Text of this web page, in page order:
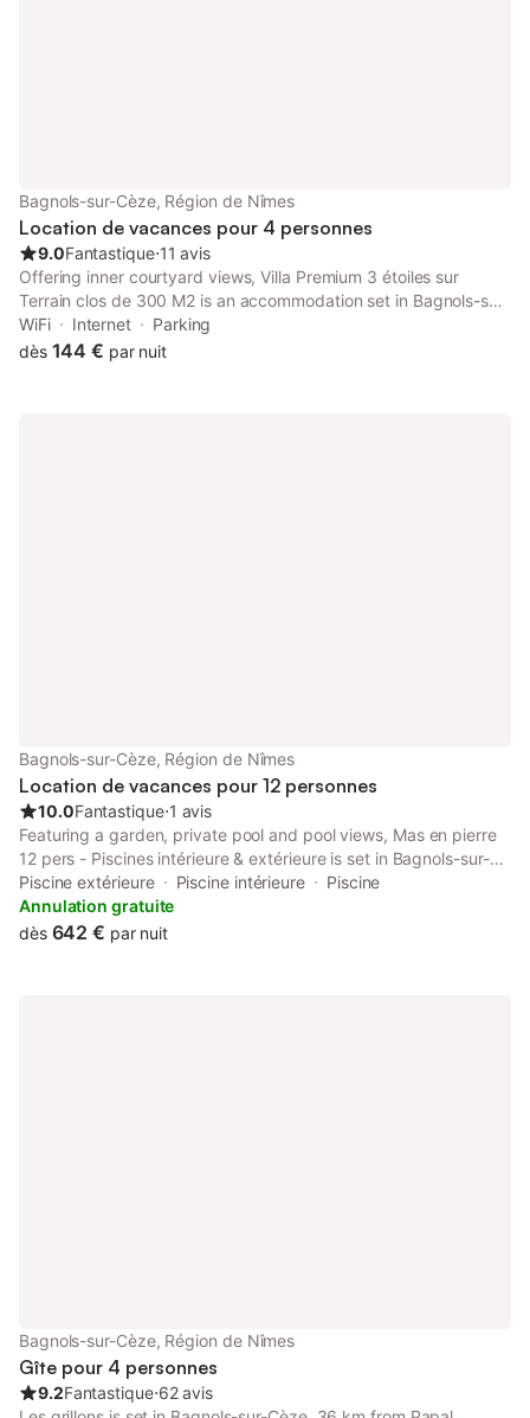
Bagnols-sur-Cèze, Région de Nîmes
Location de vacances pour 4 personnes
9.0Fantastique⋅11 avis
Offering inner courtyard views, Villa Premium 3 étoiles sur
Terrain clos de 300 M2 is an accommodation set in Bagnols-sur-
Cèze, 34 km from Avignon Central Station and 34 km from
Papal Palace.
WiFi Internet
Parking
dès 144 € par nuit
Bagnols-sur-Cèze, Région de Nîmes
Location de vacances pour 12 personnes
10.0Fantastique⋅1 avis
Featuring a garden, private pool and pool views, Mas en pierre
12 pers - Piscines intérieure & extérieure is set in Bagnols-sur-
Cèze. This property offers access to a balcony, free private
parking and free WiFi.
Piscine extérieure Piscine intérieure
Piscine
Annulation gratuite
dès 642 € par nuit
Bagnols-sur-Cèze, Région de Nîmes
Gîte pour 4 personnes
9.2Fantastique⋅62 avis